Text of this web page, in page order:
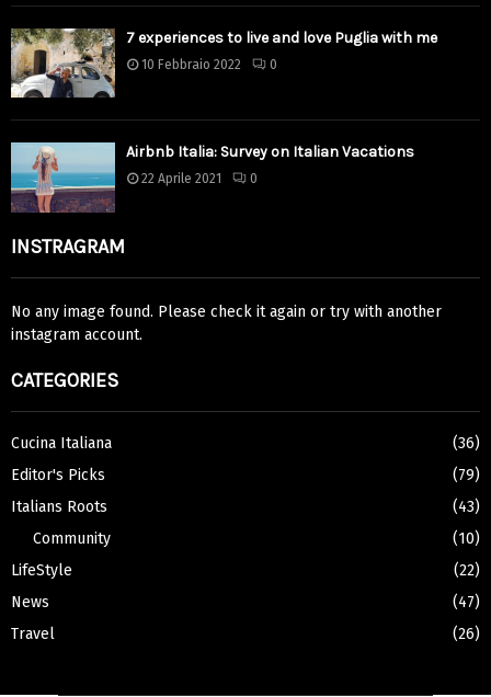
7 experiences to live and love Puglia with me
10 Febbraio 2022 0
Airbnb Italia: Survey on Italian Vacations
22 Aprile 2021 0
INSTRAGRAM
No any image found. Please check it again or try with another
instagram account.
CATEGORIES
Cucina Italiana
(36)
Editor's Picks
(79)
Italians Roots
(43)
Community
(10)
LifeStyle
(22)
News
(47)
Travel
(26)